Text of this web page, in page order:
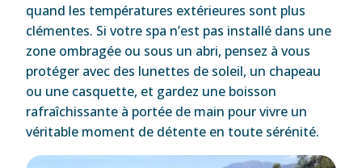
quand les températures extérieures sont plus
clémentes. Si votre spa n’est pas installé dans une
zone ombragée ou sous un abri, pensez à vous
protéger avec des lunettes de soleil, un chapeau
ou une casquette, et gardez une boisson
rafraîchissante à portée de main pour vivre un
véritable moment de détente en toute sérénité.